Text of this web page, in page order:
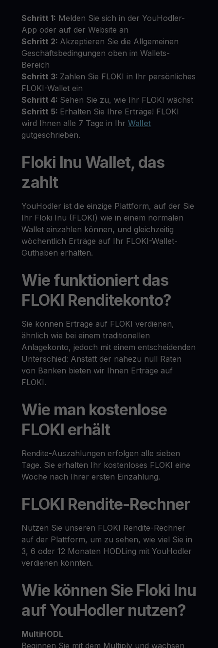
Schritt 1: Melden Sie sich in der YouHodler-
App oder auf der Website an
Schritt 2: Akzeptieren Sie die Allgemeinen
Geschäftsbedingungen oben im Wallets-
Bereich
Schritt 3: Zahlen Sie FLOKI in Ihr persönliches
FLOKI-Wallet ein
Schritt 4: Sehen Sie zu, wie Ihr FLOKI wächst
Schritt 5: Erhalten Sie Ihre Erträge! FLOKI
wird Ihnen alle 7 Tage in IhrWallet
gutgeschrieben.
Floki Inu Wallet, das
zahlt
YouHodler ist die einzige Plattform, auf der Sie
Ihr Floki Inu (FLOKI) wie in einem normalen
Wallet einzahlen können, und gleichzeitig
wöchentlich Erträge auf Ihr FLOKI-Wallet-
Guthaben erhalten.
Wie funktioniert das
FLOKI Renditekonto?
Sie können Erträge auf FLOKI verdienen,
ähnlich wie bei einem traditionellen
Anlagekonto, jedoch mit einem entscheidenden
Unterschied: Anstatt der nahezu null Raten
von Banken bieten wir Ihnen Erträge auf
FLOKI.
Wie man kostenlose
FLOKI erhält
Rendite-Auszahlungen erfolgen alle sieben
Tage. Sie erhalten Ihr kostenloses FLOKI eine
Woche nach Ihrer ersten Einzahlung.
FLOKI Rendite-Rechner
Nutzen Sie unseren FLOKI Rendite-Rechner
auf der Plattform, um zu sehen, wie viel Sie in
3, 6 oder 12 Monaten HODLing mit YouHodler
verdienen könnten.
Wie können Sie Floki Inu
auf YouHodler nutzen?
MultiHODL
Beginnen Sie mit dem Multiply und wachsen